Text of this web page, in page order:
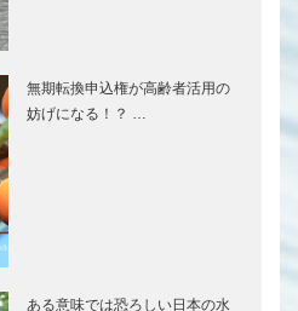
無期転換申込権が高齢者活用の
妨げになる！？ …
ある意味では恐ろしい日本の水